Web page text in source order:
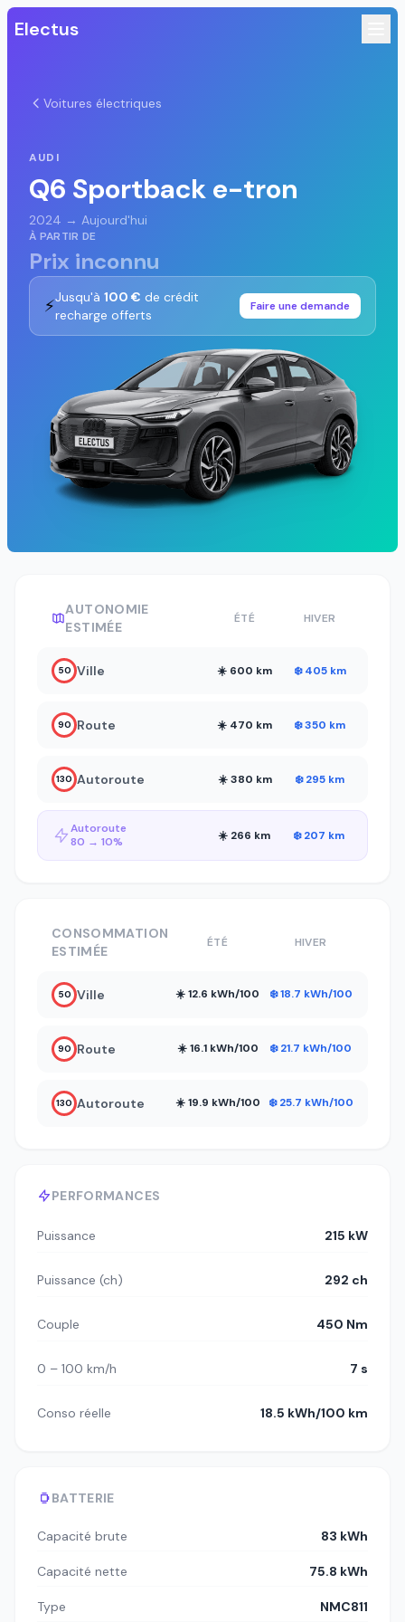
Electus
Voitures électriques
AUDI
Q6 Sportback e-tron
2024 → Aujourd'hui
À PARTIR DE
Prix inconnu
⚡Jusqu'à 100 € de crédit
recharge offerts
Faire une demande
AUTONOMIE
ESTIMÉE
ÉTÉ HIVER
50 Ville ☀️ 600 km ❄️ 405 km
90 Route ☀️ 470 km ❄️ 350 km
130 Autoroute ☀️ 380 km ❄️ 295 km
Autoroute
80 → 10%
☀️ 266 km ❄️ 207 km
PERFORMANCES
Puissance 215 kW
Puissance (ch) 292 ch
Couple 450 Nm
0 – 100 km/h 7 s
Conso réelle 18.5 kWh/100 km
BATTERIE
Capacité brute 83 kWh
Capacité nette 75.8 kWh
Type NMC811
CONSOMMATION
ESTIMÉE
ÉTÉ HIVER
50 Ville ☀️ 12.6 kWh/100 ❄️ 18.7 kWh/100
90 Route ☀️ 16.1 kWh/100 ❄️ 21.7 kWh/100
130 Autoroute ☀️ 19.9 kWh/100 ❄️ 25.7 kWh/100